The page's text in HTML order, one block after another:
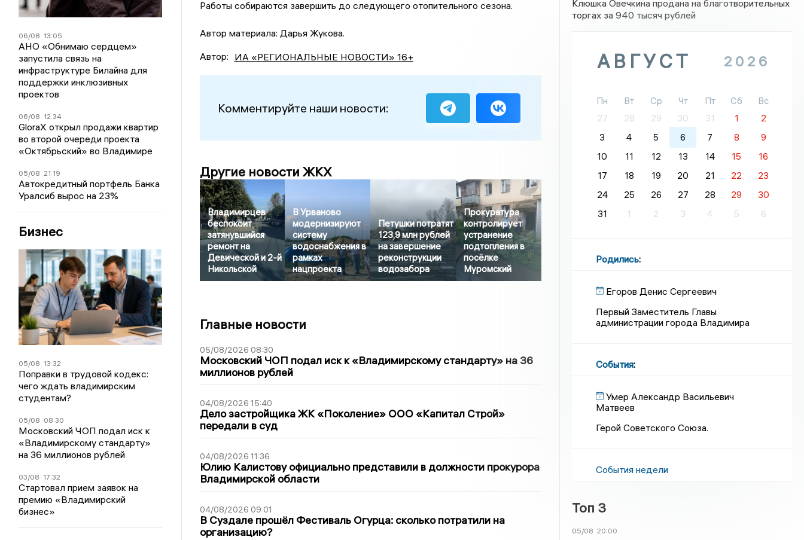
06/08 13:05
АНО «Обнимаю сердцем»
запустила связь на
инфраструктуре Билайна для
поддержки инклюзивных
проектов
06/08 12:34
GloraX открыл продажи квартир
во второй очереди проекта
«Октябрьский» во Владимире
05/08 21:19
Автокредитный портфель Банка
Уралсиб вырос на 23%
Бизнес
05/08 13:32
Поправки в трудовой кодекс:
чего ждать владимирским
студентам?
05/08 08:30
Московский ЧОП подал иск к
«Владимирскому стандарту»
на 36 миллионов рублей
03/08 17:32
Стартовал прием заявок на
премию «Владимирский
бизнес»
Работы собираются завершить до следующего отопительного сезона.
Автор материала: Дарья Жукова.
Автор: ИА «РЕГИОНАЛЬНЫЕ НОВОСТИ» 16+
Комментируйте наши новости:
Другие новости ЖКХ
Владимирцев
беспокоит
затянувшийся
ремонт на
Девической и 2-й
Никольской
В Урваново
модернизируют
систему
водоснабжения в
рамках
нацпроекта
Петушки потратят
123,9 млн рублей
на завершение
реконструкции
водозабора
Прокуратура
контролирует
устранение
подтопления в
посёлке
Муромский
Главные новости
05/08/2026 08:30
Московский ЧОП подал иск к «Владимирскому стандарту» на 36
миллионов рублей
04/08/2026 15:40
Дело застройщика ЖК «Поколение» ООО «Капитал Строй»
передали в суд
04/08/2026 11:36
Юлию Калистову официально представили в должности прокурора
Владимирской области
04/08/2026 09:01
В Суздале прошёл Фестиваль Огурца: сколько потратили на
организацию?
Клюшка Овечкина продана на благотворительных
торгах за 940 тысяч рублей
АВГУСТ 2026
Пн Вт Ср Чт Пт Сб
Вс
27
28 29 30 31 1
2
3
4 5 6 7 8
9
10
11 12 13 14 15
16
17
18 19 20 21 22
23
24
25 26 27 28 29
30
31
1 2 3 4 5 6
Родились:
Егоров Денис Сергеевич
Первый Заместитель Главы
администрации города Владимира
События:
Умер Александр Васильевич
Матвеев
Герой Советского Союза.
События недели
Топ 3
05/08 20:00